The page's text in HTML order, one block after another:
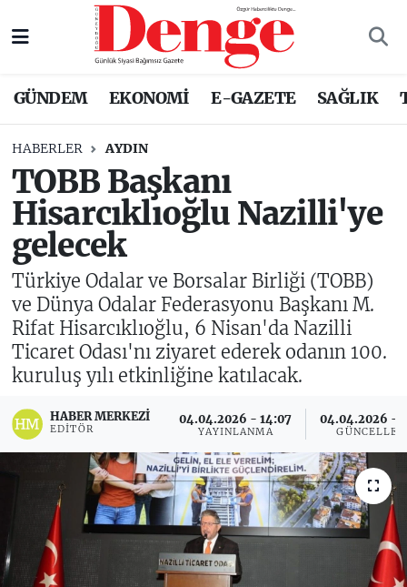
GÜNDEM EKONOMİ E-GAZETE SAĞLIK
HABERLER AYDIN
TOBB Başkanı
Hisarcıklıoğlu Nazilli'ye
gelecek
Türkiye Odalar ve Borsalar Birliği (TOBB)
ve Dünya Odalar Federasyonu Başkanı M.
Rifat Hisarcıklıoğlu, 6 Nisan'da Nazilli
Ticaret Odası'nı ziyaret ederek odanın 100.
kuruluş yılı etkinliğine katılacak.
HABER MERKEZI
EDITÖR
04.04.2026 - 14:07
YAYINLANMA
04.04.2026 -
Nöbetçi Eczaneler
Trafik Durumu
Süper Lig Puan Durumu ve Fikstür
Tüm Manşetler
Son Dakika Haberleri
Haber Arşivi